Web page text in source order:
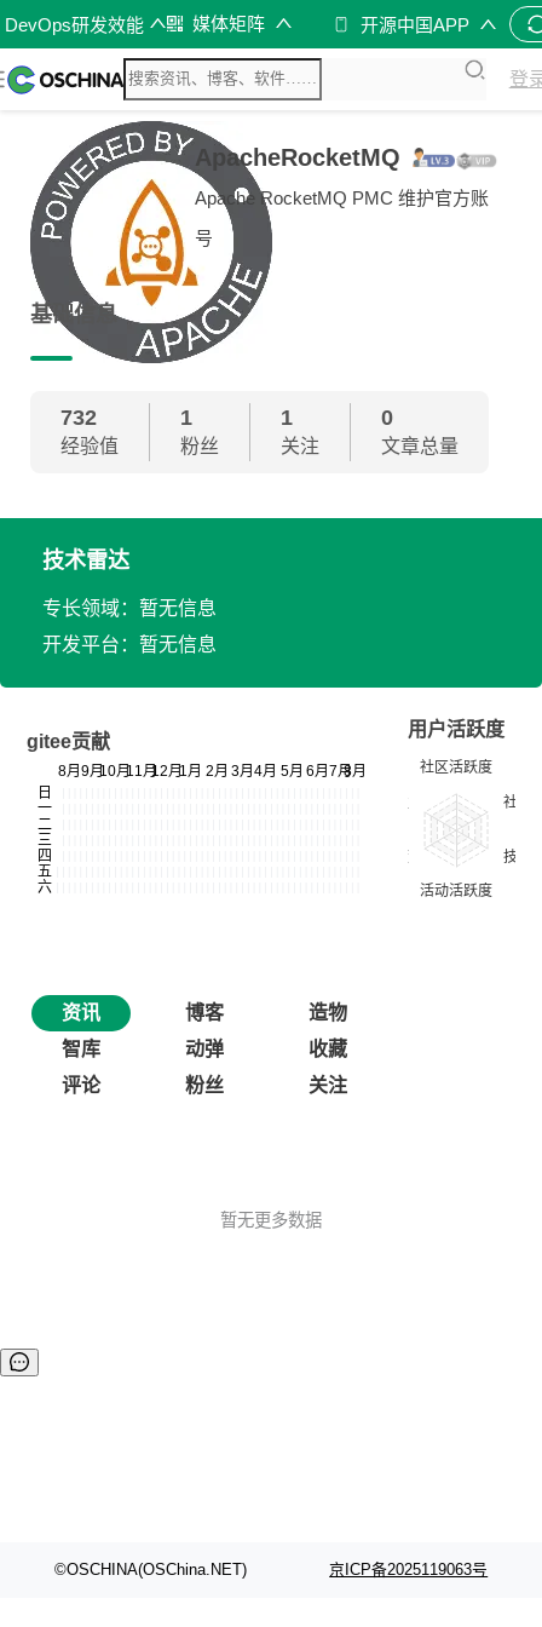
DevOps研发效能 媒体矩阵 开源中国APP
登
ApacheRocketMQ
Apache RocketMQ PMC 维护官方账
号
基础信息
732
经验值
1
粉丝
1
关注
0
文章总量
技术雷达
专长领域：暂无信息
开发平台：暂无信息
gitee贡献
用户活跃度
资讯 博客
造物
智库
动弹
收藏
评论
粉丝 关注
暂无更多数据
©OSCHINA(OSChina.NET) 京ICP备2025119063号